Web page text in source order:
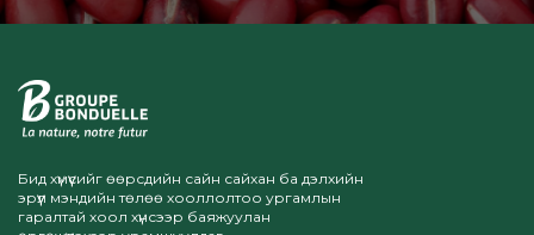
Бид хүмүүсийг өөрсдийн сайн сайхан ба дэлхийн
эрүүл мэндийн төлөө хооллолтоо ургамлын
гаралтай хоол хүнсээр баяжуулан